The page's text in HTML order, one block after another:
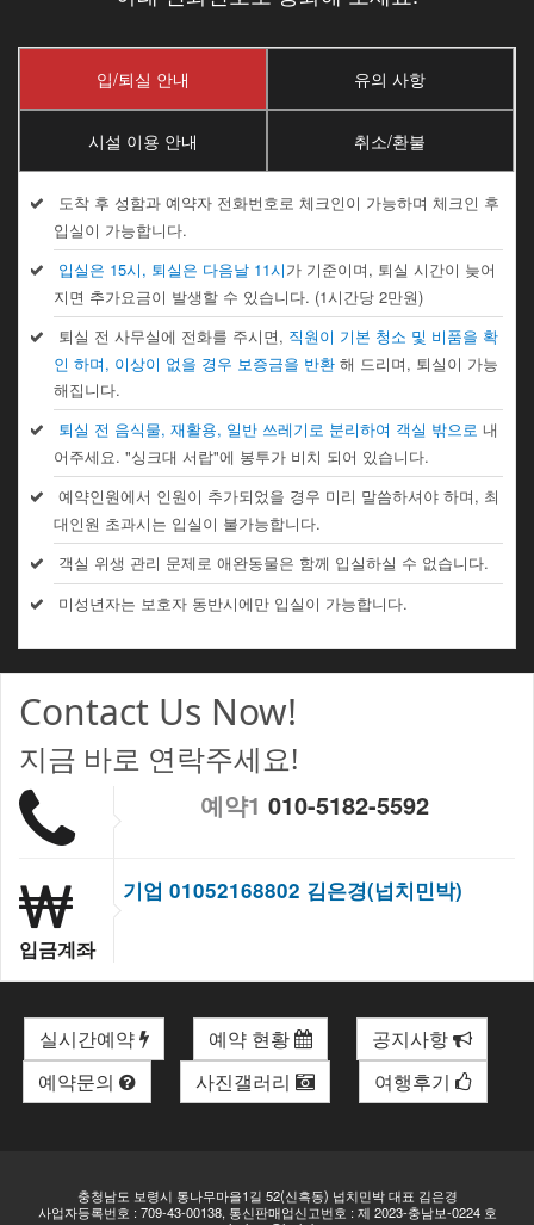
입/퇴실 안내 유의 사항
시설 이용 안내 취소/환불
도착 후 성함과 예약자 전화번호로 체크인이 가능하며 체크인 후
입실이 가능합니다.
입실은 15시, 퇴실은 다음날 11시가 기준이며, 퇴실 시간이 늦어
지면 추가요금이 발생할 수 있습니다. (1시간당 2만원)
퇴실 전 사무실에 전화를 주시면, 직원이 기본 청소 및 비품을 확
인 하며, 이상이 없을 경우 보증금을 반환해 드리며, 퇴실이 가능
해집니다.
퇴실 전 음식물, 재활용, 일반 쓰레기로 분리하여 객실 밖으로 내
어주세요. "싱크대 서랍"에 봉투가 비치 되어 있습니다.
예약인원에서 인원이 추가되었을 경우 미리 말씀하셔야 하며, 최
대인원 초과시는 입실이 불가능합니다.
객실 위생 관리 문제로 애완동물은 함께 입실하실 수 없습니다.
미성년자는 보호자 동반시에만 입실이 가능합니다.
Contact Us Now!
지금 바로 연락주세요!
예약1 010-5182-5592
입금계좌
기업 01052168802 김은경(넙치민박)
실시간예약 예약 현황
공지사항
예약문의
사진갤러리 여행후기
충청남도 보령시 통나무마을1길 52(신흑동) 넙치민박 대표 김은경
사업자등록번호 : 709-43-00138, 통신판매업신고번호 : 제 2023-충남보-0224 호